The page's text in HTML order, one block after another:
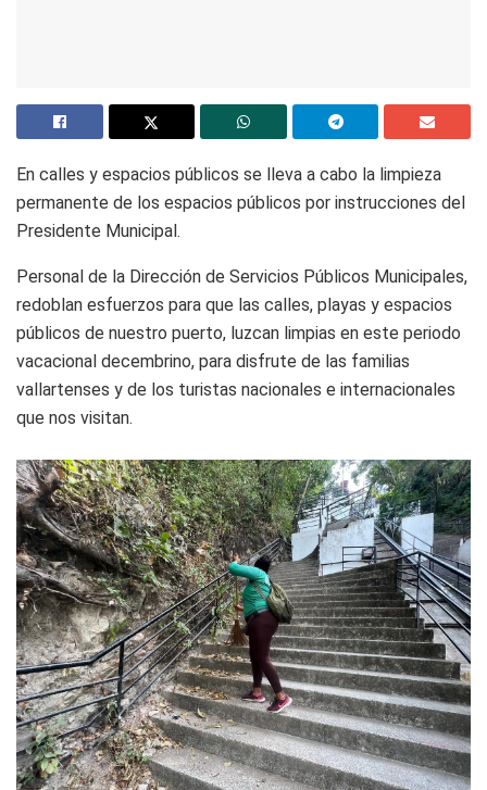
En calles y espacios públicos se lleva a cabo la limpieza
permanente de los espacios públicos por instrucciones del
Presidente Municipal.
Personal de la Dirección de Servicios Públicos Municipales,
redoblan esfuerzos para que las calles, playas y espacios
públicos de nuestro puerto, luzcan limpias en este periodo
vacacional decembrino, para disfrute de las familias
vallartenses y de los turistas nacionales e internacionales
que nos visitan.